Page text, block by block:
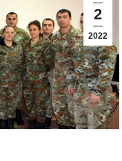
windowwindowwindow
2
2022